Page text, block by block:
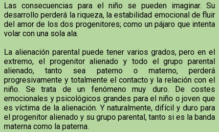
Las consecuencias para el niño se pueden imaginar. Su
desarrollo perderá la riqueza, la estabilidad emocional de fluir
del amor de los dos progenitores; como un pájaro que intenta
volar con una sola ala.
La alienación parental puede tener varios grados, pero en el
extremo, el progenitor alienado y todo el grupo parental
alienado, tanto sea paterno o materno, perderá
progresivamente y totalmente el contacto y la relación con el
niño. Se trata de un fenómeno muy duro. De costes
emocionales y psicológicos grandes para el niño o joven que
es víctima de la alienación. Y naturalmente, difícil y duro para
el progenitor alienado y su grupo parental, tanto si es la banda
materna como la paterna.